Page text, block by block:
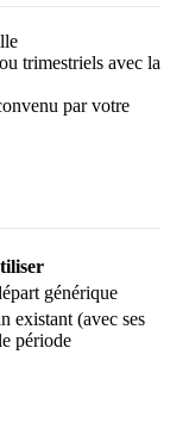
trimestriels avec la
par votre
générique
existant (avec ses
période